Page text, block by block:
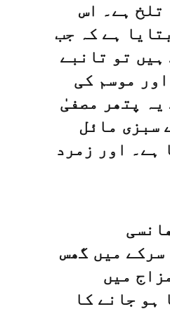
تلخ ہے۔ اس
ہے کہ جب
ہیں تو تانبے
موسم کی
یہ پتھر مصفیٰ
سبزی مائل
ہے۔ اور زمرد
سرکے میں گھس
میں
ہو جانے کا